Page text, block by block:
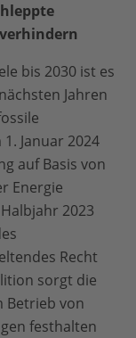
bis 2030 ist es
Jahren
Januar 2024
auf Basis von
Energie
2023
Recht
sorgt die
Betrieb von
festhalten